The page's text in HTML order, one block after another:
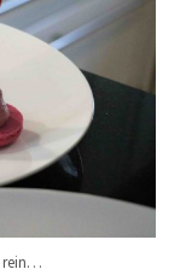
rein…